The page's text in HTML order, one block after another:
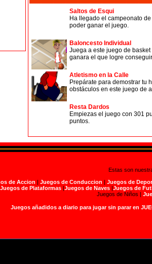
Saltos de Esqui
Ha llegado el campeonato
poder ganar el juego.
Baloncesto Individual
Juega a este juego de
ganara el que logre
Atletismo en la Calle
Prepárate para demostrar tu
obstáculos en este juego de
Resta Dardos
Empiezas el juego con 301
puntos.
Estas son
de Accion | Juegos de Conduccion | Juegos de
Juegos de Plataformas|Juegos de Naves|Juegos de
Juegos de Niños |
Juegos añadidos a diario para jugar sin parar en